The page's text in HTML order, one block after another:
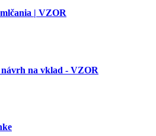
| VZOR
na vklad - VZOR